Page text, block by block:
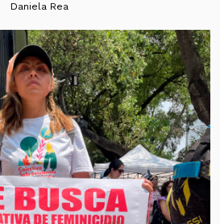
Daniela Rea